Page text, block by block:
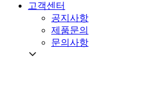
고객센터
공지사항
제품문의
문의사항